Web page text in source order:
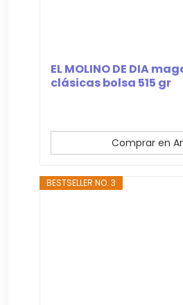
EL MOLINO DE DIA
clásicas bolsa 515 gr
Comprar en
BESTSELLER NO. 3